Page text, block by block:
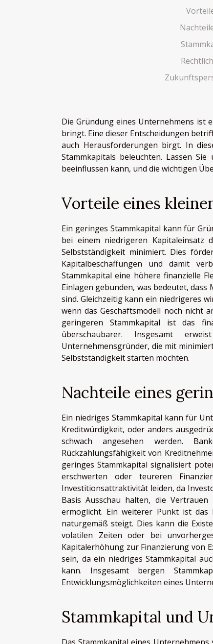
Die Gründung eines Unternehmens ist
bringt. Eine dieser Entscheidungen
auch Herausforderungen birgt. In
Stammkapitals beleuchten. Lassen
beeinflussen kann, und die wichtigen
Vorteile eines
Ein geringes Stammkapital kann für
bei einem niedrigeren
Selbstständigkeit minimiert. Dies
Kapitalbeschaffungen und damit
Stammkapital eine höhere finanzielle
Einlagen gebunden, was bedeutet,
sind. Gleichzeitig kann ein niedrigeres
wenn das Geschäftsmodell noch nicht
geringeren Stammkapital ist das
überschaubarer. Insgesamt
Unternehmensgründer, die mit
Selbstständigkeit starten möchten.
Nachteile eines
Ein niedriges Stammkapital kann für
Kreditwürdigkeit, oder anders
schwach angesehen werden.
Rückzahlungsfähigkeit von
geringes Stammkapital signalisiert
erschwerten oder teureren
Investitionsattraktivität leiden, da
Basis Ausschau halten, die
ermöglicht. Ein weiterer Punkt ist
naturgemäß steigt. Dies kann die
volatilen Zeiten oder bei
Kapitalerhöhung zur Finanzierung von
sein, da ein niedriges Stammkapital
kann. Insgesamt bergen
Entwicklungsmöglichkeiten eines
Stammkapital und